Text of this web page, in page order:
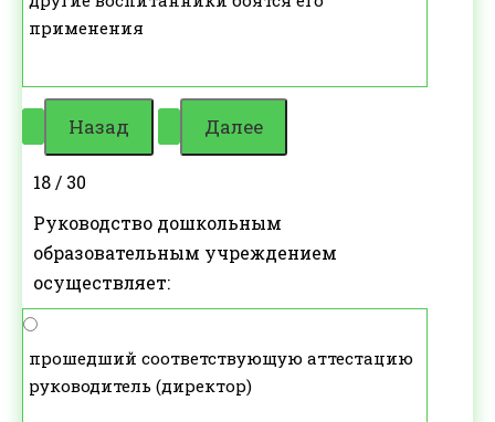
применения
18 / 30
Руководство дошкольным
образовательным учреждением
осуществляет:
прошедший соответствующую аттестацию
руководитель (директор)